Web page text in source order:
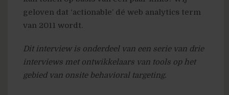
geloven dat ‘actionable’ dé web analytics term
van 2011 wordt.
Dit interview is onderdeel van een serie van drie
interviews met ontwikkelaars van tools op het
gebied van onsite behavioral targeting.